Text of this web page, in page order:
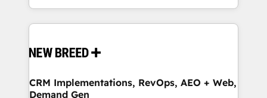
Breeze・Claude等をHubSpotと連携させ、役割定義・
革を、構想から実装・定着までPMOとして主導。「設
の統合・浸透・変革管理を実行します。 ▸ CMS戦略設
計・構築：リード獲得・CVR・SEOを前提にした情報設
Software) and Point Success Media (Paid Media),
making this the official home for all three brands. 🔄
and system integrations powered by Globalia’s
trainers to drive platform adoption. 📈 Revenue
Generation - Full-funnel marketing and high-
CRM Implementations, RevOps, AEO + Web,
Demand Gen